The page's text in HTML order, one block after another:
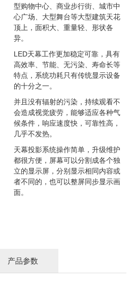
型购物中心、商业步行街、城市中
心广场、大型舞台等大型建筑天花
顶上，面积大、重量轻、形状各
异。
LED天幕工作更加稳定可靠，具有
高效率、节能、无污染、寿命长等
特点，系统功耗只有传统显示设备
的十分之一。
并且没有辐射的污染，持续观看不
会造成视觉疲劳，能够适应各种气
候条件，响应速度快，可靠性高，
几乎不发热。
天幕投影系统操作简单，升级维护
都很方便，屏幕可以分割成各个独
立的显示屏，分别显示相同内容或
者不同的，也可以整屏同步显示画
面。
产品参数